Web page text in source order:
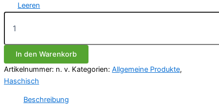
Leeren
Haschisch
Menge
In den Warenkorb
Artikelnummer: n. v. Kategorien: Allgemeine Produkte,
Haschisch
Beschreibung